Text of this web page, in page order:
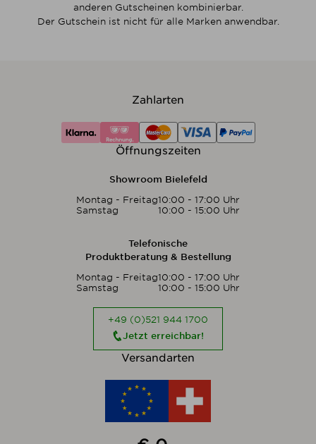
anderen Gutscheinen kombinierbar.
Der Gutschein ist nicht für alle Marken anwendbar.
Zahlarten
Öffnungszeiten
Showroom Bielefeld
Montag - Freitag10:00 - 17:00 Uhr
Samstag
10:00 - 15:00 Uhr
Telefonische
Produktberatung & Bestellung
Montag - Freitag10:00 - 17:00 Uhr
Samstag
10:00 - 15:00 Uhr
+49 (0)521 944 1700
Jetzt erreichbar!
Versandarten